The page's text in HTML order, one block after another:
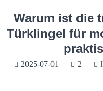
Warum ist die
Türklingel für
2025-07-01 2